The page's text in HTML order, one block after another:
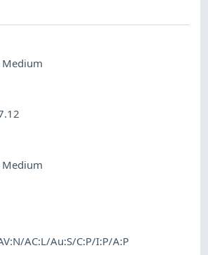
Medium
Medium
AC:L/Au:S/C:P/I:P/A:P